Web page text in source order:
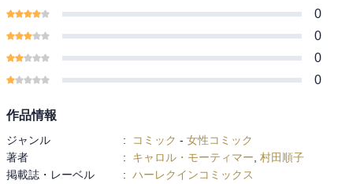
0
0
0
0
作品情報
ジャンル : コミック - 女性コミック
著者
: キャロル・モーティマー 村田順子
掲載誌・レーベル
: ハーレクインコミックス